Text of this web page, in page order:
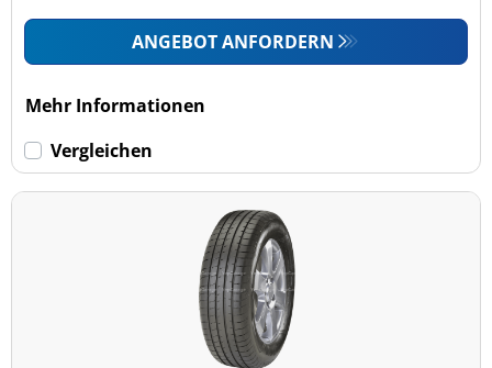
ANGEBOT ANFORDERN
Mehr Informationen
Vergleichen